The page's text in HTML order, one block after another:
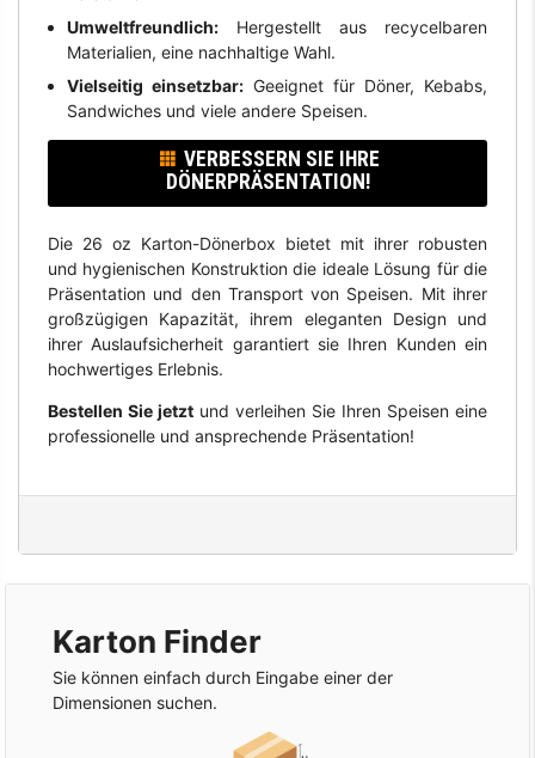
Umweltfreundlich:Hergestellt aus recycelbaren
Materialien, eine nachhaltige Wahl.
Vielseitig einsetzbar: Geeignet für Döner, Kebabs,
Sandwiches und viele andere Speisen.
VERBESSERN SIE IHRE
DÖNERPRÄSENTATION!
Die 26 oz Karton-Dönerbox bietet mit ihrer robusten
und hygienischen Konstruktion die ideale Lösung für die
Präsentation und den Transport von Speisen. Mit ihrer
großzügigen Kapazität, ihrem eleganten Design und
ihrer Auslaufsicherheit garantiert sie Ihren Kunden ein
hochwertiges Erlebnis.
Bestellen Sie jetzt und verleihen Sie Ihren Speisen eine
professionelle und ansprechende Präsentation!
Karton Finder
Sie können einfach durch Eingabe einer der
Dimensionen suchen.